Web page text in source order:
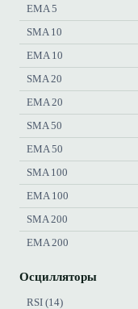
EMA 5
SMA 10
EMA 10
SMA 20
EMA 20
SMA 50
EMA 50
SMA 100
EMA 100
SMA 200
EMA 200
Осцилляторы
RSI (14)